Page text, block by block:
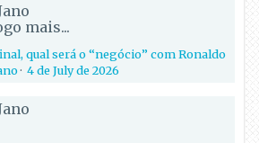
mais...
qual será o “negócio” com Ronaldo
·4 de July de 2026